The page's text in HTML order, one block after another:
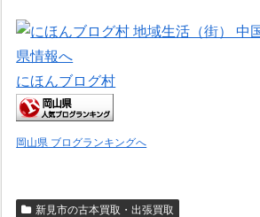
にほんブログ村
岡山県 ブログランキングへ
新見市の古本買取・出張買取